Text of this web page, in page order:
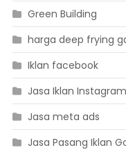
Green Building
harga deep frying
Iklan facebook
Jasa Iklan Instagram
Jasa meta ads
Jasa Pasang Iklan